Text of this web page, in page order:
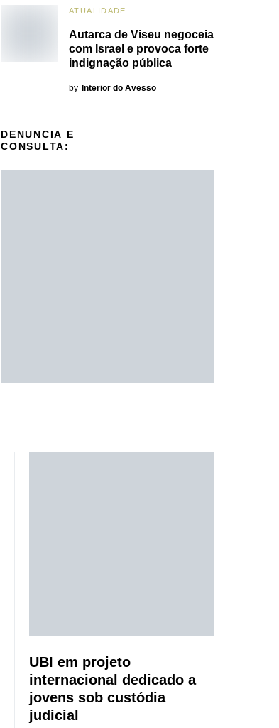
ATUALIDADE
Autarca de Viseu negoceia
com Israel e provoca forte
indignação pública
by Interior do Avesso
DENUNCIA E
CONSULTA:
UBI em projeto
internacional dedicado a
jovens sob custódia
judicial